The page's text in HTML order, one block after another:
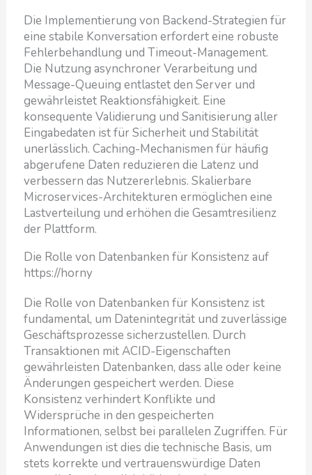
Die Implementierung von Backend-Strategien für
eine stabile Konversation erfordert eine robuste
Fehlerbehandlung und Timeout-Management.
Die Nutzung asynchroner Verarbeitung und
Message-Queuing entlastet den Server und
gewährleistet Reaktionsfähigkeit. Eine
konsequente Validierung und Sanitisierung aller
Eingabedaten ist für Sicherheit und Stabilität
unerlässlich. Caching-Mechanismen für häufig
abgerufene Daten reduzieren die Latenz und
verbessern das Nutzererlebnis. Skalierbare
Microservices-Architekturen ermöglichen eine
Lastverteilung und erhöhen die Gesamtresilienz
der Plattform.
Die Rolle von Datenbanken für Konsistenz auf
https://horny
Die Rolle von Datenbanken für Konsistenz ist
fundamental, um Datenintegrität und zuverlässige
Geschäftsprozesse sicherzustellen. Durch
Transaktionen mit ACID-Eigenschaften
gewährleisten Datenbanken, dass alle oder keine
Änderungen gespeichert werden. Diese
Konsistenz verhindert Konflikte und
Widersprüche in den gespeicherten
Informationen, selbst bei parallelen Zugriffen. Für
Anwendungen ist dies die technische Basis, um
stets korrekte und vertrauenswürdige Daten